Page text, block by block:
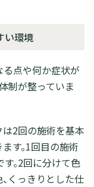
い環境
る点や何か症状が
制が整っていま
は2回の施術を基本
す。1回目の施術
。2回に分けて色
くっきりとした仕